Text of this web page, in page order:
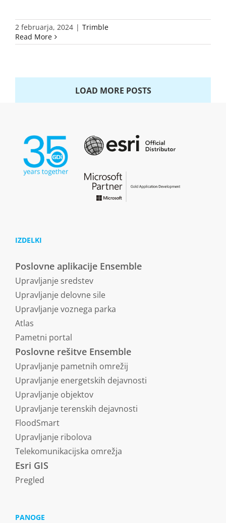
2 februarja, 2024 | Trimble
Read More
LOAD MORE POSTS
IZDELKI
Poslovne aplikacije Ensemble
Upravljanje sredstev
Upravljanje delovne sile
Upravljanje voznega parka
Atlas
Pametni portal
Poslovne rešitve Ensemble
Upravljanje pametnih omrežij
Upravljanje energetskih dejavnosti
Upravljanje objektov
Upravljanje terenskih dejavnosti
FloodSmart
Upravljanje ribolova
Telekomunikacijska omrežja
Esri GIS
Pregled
PANOGE